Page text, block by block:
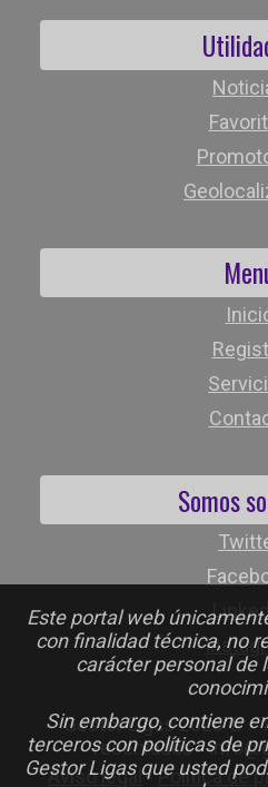
Este portal web
con finalidad técnica, no
carácter personal de
Sin embargo, contiene
terceros con políticas de
Gestor Ligas que usted
Somos
Gestor Ligas 2026 © -
reservados -
Aviso legal-Política de